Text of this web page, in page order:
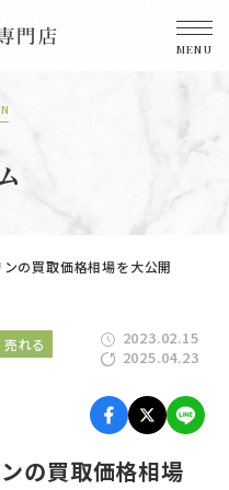
MENU
の買取価格相場を大公開
れる
2023.02.15
2025.04.23
の買取価格相場